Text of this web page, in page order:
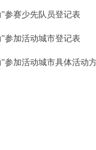
参赛少先队员登记表
参加活动城市登记表
加活动城市具体活动